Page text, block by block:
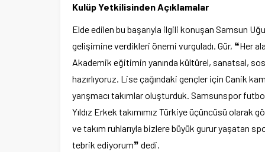
Kulüp Yetkilisinden Açıklamalar
Elde edilen bu başarıyla ilgili konuşan Samsun
gelişimine verdikleri önemi vurguladı. Gür, ❝Her
Akademik eğitimin yanında kültürel, sanatsal,
hazırlıyoruz. Lise çağındaki gençler için Canik
yarışmacı takımlar oluşturduk. Samsunspor
Yıldız Erkek takımımız Türkiye üçüncüsü
ve takım ruhlarıyla bizlere büyük gurur yaşatan
tebrik ediyorum❞ dedi.
Ege Üniversitesi Spor Kulübüne
merkez tahsis edildi